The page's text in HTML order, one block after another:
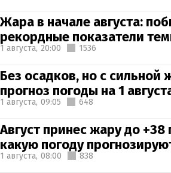
Жара в начале августа:
рекордные показатели
1 августа, 20:00 1536
Без осадков, но с сильной
прогноз погоды на 1
1 августа, 09:05 648
Август принес жару до +38
какую погоду
1 августа, 08:00 838